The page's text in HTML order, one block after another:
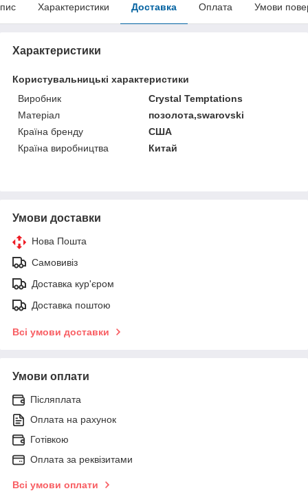
Характеристики Доставка Оплата Умови
Характеристики
Користувальницькі характеристики
Виробник
Crystal Temptations
Матеріал
позолота,swarovski
Країна бренду
США
Країна виробництва
Китай
Умови доставки
Нова Пошта
Самовивіз
Доставка кур'єром
Доставка поштою
Всі умови доставки
Умови оплати
Післяплата
Оплата на рахунок
Готівкою
Оплата за реквізитами
Всі умови оплати